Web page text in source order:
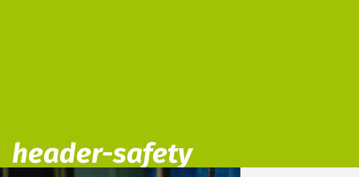
header-safety